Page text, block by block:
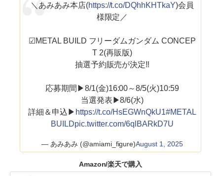
＼あみあみ本店(https://t.co/DQhhKHTkaY)会員
様限定／
☑METAL BUILD フリーダムガンダム CONCEP
T 2(再販版)
抽選予約販売が決定‼️
応募期間▶8/1(金)16:00～8/5(火)10:59
当選発表▶8/6(水)
詳細＆申込▶ https://t.co/HsEGWnQkU1#METAL
BUILDpic.twitter.com/6qlBARkD7U
— あみあみ (@amiami_figure)August 1, 2025
Amazon/楽天で購入